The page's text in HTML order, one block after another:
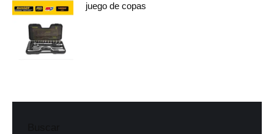
juego de copas